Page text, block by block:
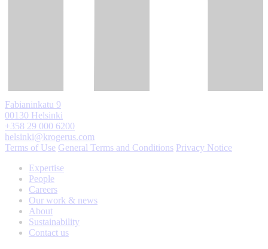
Fabianinkatu 9
00130 Helsinki
+358 29 000 6200
helsinki@krogerus.com
Terms of Use General Terms and Conditions Privacy Notice
Expertise
People
Careers
Our work & news
About
Sustainability
Contact us